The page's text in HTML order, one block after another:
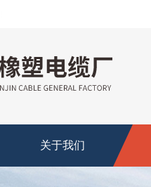
关于我们